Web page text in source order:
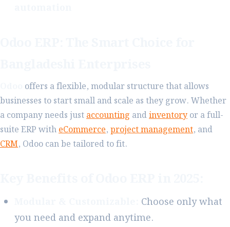
offers a flexible, modular structure that allows
businesses to start small and scale as they grow. Whether
a company needs justaccounting andinventory or a full-
suite ERP witheCommerce, project management, and
CRM, Odoo can be tailored to fit.
Choose only what
you need and expand anytime.